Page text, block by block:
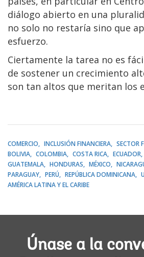
diálogo abierto en una
no solo no restaría sino que
esfuerzo.
Ciertamente la tarea no es
de sostener un crecimiento
son tan altos que meritan los
COMERCIO INCLUSIÓN FINANCIERA SECTOR
BOLIVIA
COLOMBIA COSTA RICA ECUADOR
GUATEMALA
HONDURAS MÉXICO
PARAGUAY
PERÚ REPÚBLICA DOMINICANA
AMÉRICA LATINA Y EL CARIBE
Únase a la